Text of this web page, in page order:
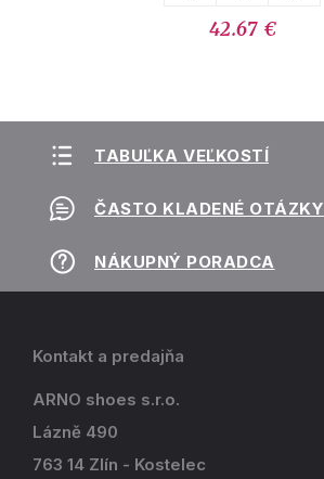
42.67 €
TABUĽKA VEĽKOSTÍ
ČASTO KLADENÉ OTÁZKY
NÁKUPNÝ PORADCA
Kontakt a predajňa
ARNO shoes s.r.o.
Lázně 490
763 14 Zlín - Kostelec